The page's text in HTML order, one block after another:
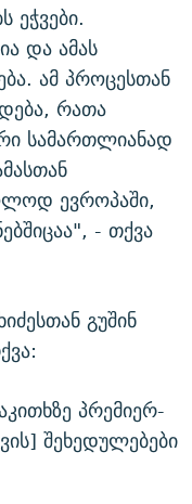
ეჭვები.
და ამას
ამ პროცესთან
რათა
სამართლიანად
ევროპაში,
- თქვა
გუშინ
პრემიერ-
შეხედულებები